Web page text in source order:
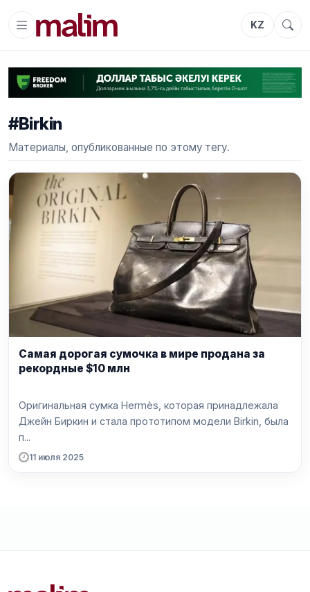
KZ
#Birkin
Материалы, опубликованные по этому тегу.
Самая дорогая сумочка в мире продана за
рекордные $10 млн
Оригинальная сумка Hermès, которая принадлежала
Джейн Биркин и стала прототипом модели Birkin, была
п...
11 июля 2025